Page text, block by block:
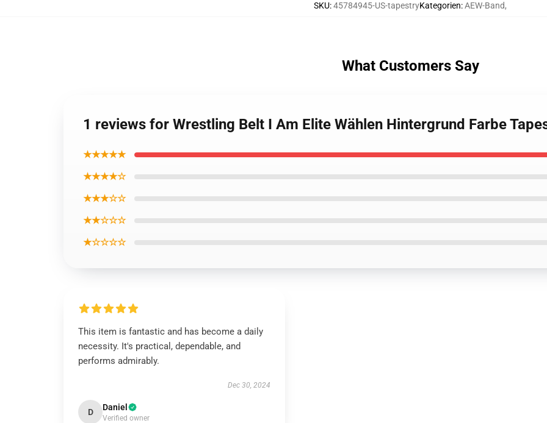
SKU:45784945-US-tapestryKategorien:AEW-Band,
What Customers Say
1 reviews for Wrestling Belt I Am Elite Wählen Hintergrund Farbe
★★★★★
★★★★☆
★★★☆☆
★★☆☆☆
★☆☆☆☆
This item is fantastic and has become a daily
necessity. It's practical, dependable, and
performs admirably.
Dec 30, 2024
D Daniel
Verified owner